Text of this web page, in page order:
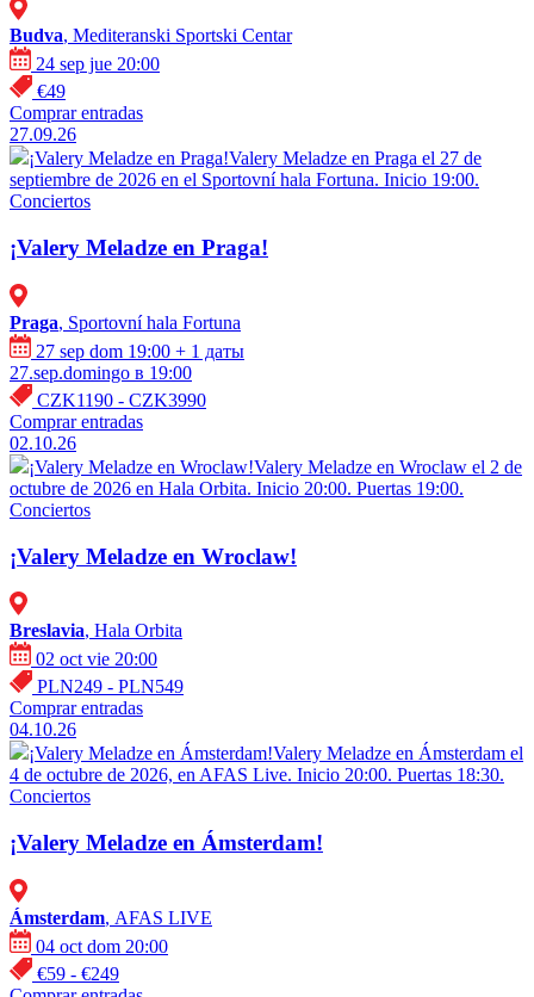
Budva, Mediteranski Sportski Centar
24 sep jue 20:00
€49
Comprar entradas
27.09.26
¡Valery Meladze en Praga!Valery Meladze en Praga el 27 de
septiembre de 2026 en el Sportovní hala Fortuna. Inicio 19:00.
Conciertos
¡Valery Meladze en Praga!
Praga, Sportovní hala Fortuna
27 sep dom 19:00 + 1 даты
27.sep.domingo в 19:00
CZK1190 - CZK3990
Comprar entradas
02.10.26
¡Valery Meladze en Wroclaw!Valery Meladze en Wroclaw el 2 de
octubre de 2026 en Hala Orbita. Inicio 20:00. Puertas 19:00.
Conciertos
¡Valery Meladze en Wroclaw!
Breslavia, Hala Orbita
02 oct vie 20:00
PLN249 - PLN549
Comprar entradas
04.10.26
¡Valery Meladze en Ámsterdam!Valery Meladze en Ámsterdam el
4 de octubre de 2026, en AFAS Live. Inicio 20:00. Puertas 18:30.
Conciertos
¡Valery Meladze en Ámsterdam!
Ámsterdam, AFAS LIVE
04 oct dom 20:00
€59 - €249